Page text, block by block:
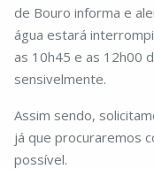
de Bouro informa e
água estará
as 10h45 e as 12h00
sensivelmente.
Assim sendo,
já que procuraremos
possível.